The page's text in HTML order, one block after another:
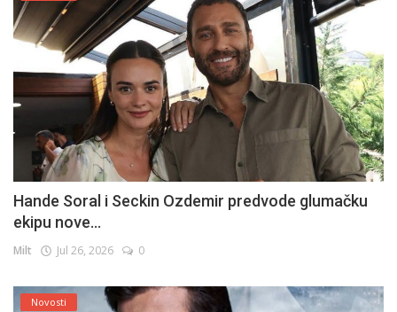
Hande Soral i Seckin Ozdemir predvode glumačku
ekipu nove...
Milt Jul 26, 2026 0
Novosti